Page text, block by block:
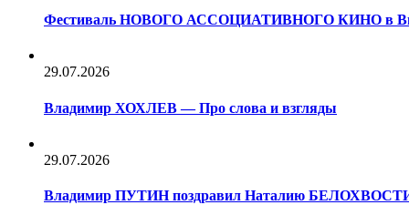
Фестиваль НОВОГО АССОЦИАТИВНОГО КИНО в
29.07.2026
Владимир ХОХЛЕВ — Про слова и взгляды
29.07.2026
Владимир ПУТИН поздравил Наталию